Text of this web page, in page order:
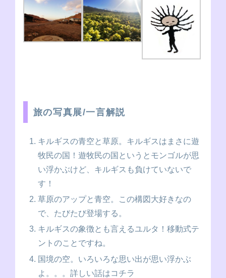
旅の写真展/一言解説
キルギスの青空と草原。キルギスはまさに遊
牧民の国！遊牧民の国というとモンゴルが思
い浮かぶけど、キルギスも負けていないで
す！
草原のアップと青空。この構図大好きなの
で、たびたび登場する。
キルギスの象徴とも言えるユルタ！移動式テ
ントのことですね。
国境の空。いろいろな思い出が思い浮かぶ
よ。。。詳しい話はコチラ